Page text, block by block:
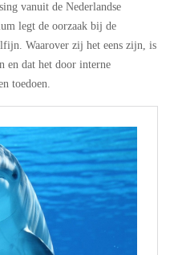
vanuit de Nederlandse
legt de oorzaak bij de
Waarover zij het eens zijn, is
en dat het door interne
toedoen.